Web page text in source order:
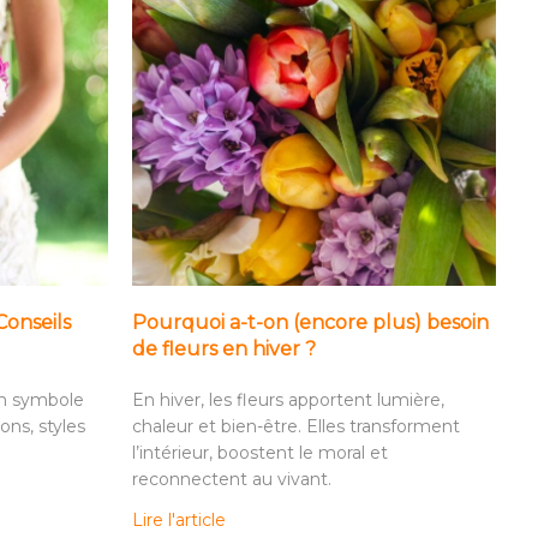
symbole
styles
Pourquoi a-t-on (encore plus) besoin
de fleurs en hiver ?
En hiver, les fleurs apportent lumière,
chaleur et bien-être. Elles transforment
l’intérieur, boostent le moral et
reconnectent au vivant.
Lire l'article